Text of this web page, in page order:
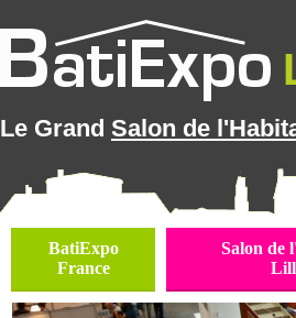
Le Grand Salon de
BatiExpo
France
Salon de